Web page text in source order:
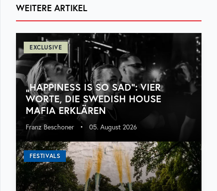
WEITERE ARTIKEL
EXCLUSIVE
„HAPPINESS IS SO SAD“: VIER
WORTE, DIE SWEDISH HOUSE
MAFIA ERKLÄREN
Franz Beschoner • 05. August 2026
FESTIVALS